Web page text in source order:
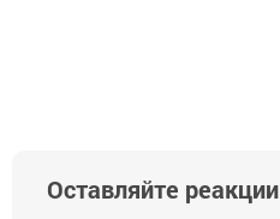
Оставляйте реакции